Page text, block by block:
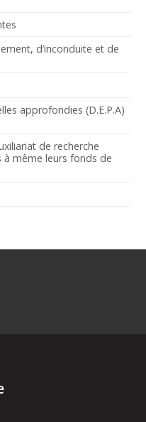
d’inconduite et de
approfondies (D.E.P.A)
de recherche
même leurs fonds de